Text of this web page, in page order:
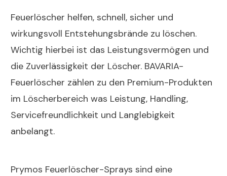
Feuerlöscher helfen, schnell, sicher und
wirkungsvoll Entstehungsbrände zu löschen.
Wichtig hierbei ist das Leistungsvermögen und
die Zuverlässigkeit der Löscher. BAVARIA-
Feuerlöscher zählen zu den Premium-Produkten
im Löscherbereich was Leistung, Handling,
Servicefreundlichkeit und Langlebigkeit
anbelangt.
Prymos Feuerlöscher-Sprays sind eine